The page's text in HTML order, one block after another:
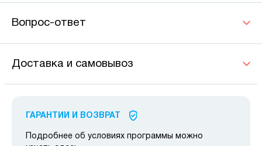
Вопрос-ответ
Доставка и самовывоз
ГАРАНТИИ И ВОЗВРАТ
Подробнее об условиях программы можно